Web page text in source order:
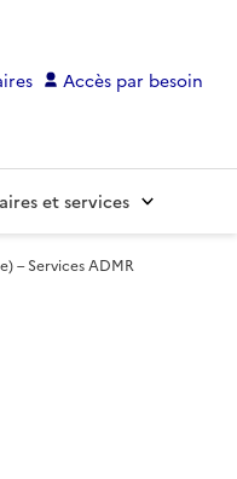
Accès par besoin
et services
– Services ADMR